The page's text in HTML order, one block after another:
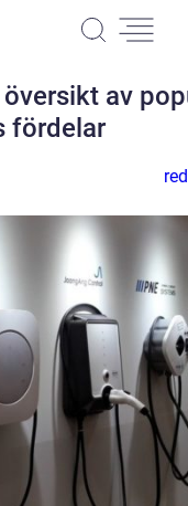
av
fördelar